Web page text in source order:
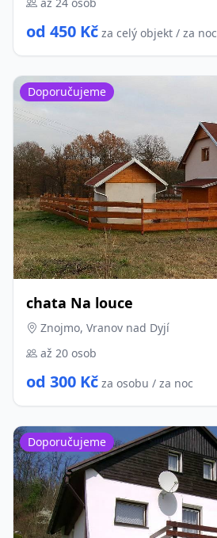
od 450 Kč za celý objekt / za noc
chata Na louce
Znojmo, Vranov nad Dyjí
až 20 osob
od 300 Kč za osobu / za noc
Doporučujeme
Doporučujeme